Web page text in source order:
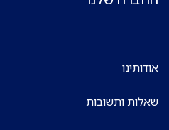
אודותינו
שאלות ותשובות